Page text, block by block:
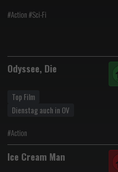
#Action #Sci-Fi
Odyssee, Die
Top Film
Dienstag auch in OV
#Action
Ice Cream Man